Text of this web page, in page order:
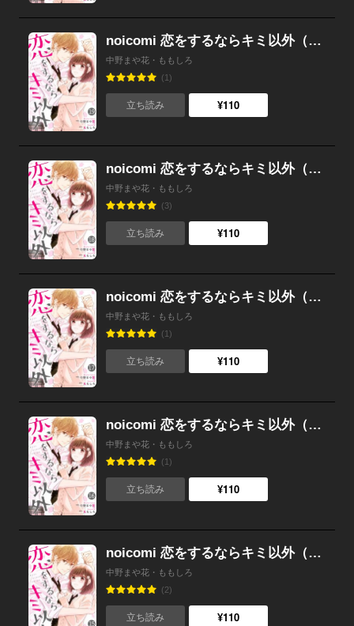
noicomi 恋をするならキミ以外（分冊版） 19話
中野まや花・ももしろ
(1)
立ち読み ¥110
noicomi 恋をするならキミ以外（分冊版） 18話
中野まや花・ももしろ
(3)
立ち読み ¥110
noicomi 恋をするならキミ以外（分冊版） 17話
中野まや花・ももしろ
(1)
立ち読み ¥110
noicomi 恋をするならキミ以外（分冊版） 16話
中野まや花・ももしろ
(1)
立ち読み ¥110
noicomi 恋をするならキミ以外（分冊版） 15話
中野まや花・ももしろ
(2)
立ち読み ¥110